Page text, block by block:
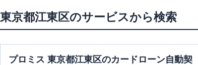
三菱ＵＦＪ銀行 門前仲町支店
平日：9：00～15：
日祝：
00
日祝
東京都江東区のサービスから検索
プロミス 東京都江東区のカードローン自動契